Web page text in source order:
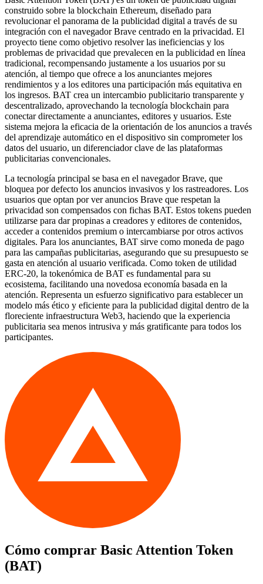
construido sobre la blockchain Ethereum, diseñado para
revolucionar el panorama de la publicidad digital a través de su
integración con el navegador Brave centrado en la privacidad. El
proyecto tiene como objetivo resolver las ineficiencias y los
problemas de privacidad que prevalecen en la publicidad en línea
tradicional, recompensando justamente a los usuarios por su
atención, al tiempo que ofrece a los anunciantes mejores
rendimientos y a los editores una participación más equitativa en
los ingresos. BAT crea un intercambio publicitario transparente y
descentralizado, aprovechando la tecnología blockchain para
conectar directamente a anunciantes, editores y usuarios. Este
sistema mejora la eficacia de la orientación de los anuncios a través
del aprendizaje automático en el dispositivo sin comprometer los
datos del usuario, un diferenciador clave de las plataformas
publicitarias convencionales.
La tecnología principal se basa en el navegador Brave, que
bloquea por defecto los anuncios invasivos y los rastreadores. Los
usuarios que optan por ver anuncios Brave que respetan la
privacidad son compensados con fichas BAT. Estos tokens pueden
utilizarse para dar propinas a creadores y editores de contenidos,
acceder a contenidos premium o intercambiarse por otros activos
digitales. Para los anunciantes, BAT sirve como moneda de pago
para las campañas publicitarias, asegurando que su presupuesto se
gasta en atención al usuario verificada. Como token de utilidad
ERC-20, la tokenómica de BAT es fundamental para su
ecosistema, facilitando una novedosa economía basada en la
atención. Representa un esfuerzo significativo para establecer un
modelo más ético y eficiente para la publicidad digital dentro de la
floreciente infraestructura Web3, haciendo que la experiencia
publicitaria sea menos intrusiva y más gratificante para todos los
participantes.
Cómo comprar Basic Attention Token
(BAT)